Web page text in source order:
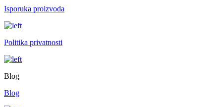
Isporuka proizvoda
Politika privatnosti
Blog
Blog